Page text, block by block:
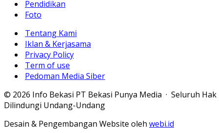
Pendidikan
Foto
Tentang Kami
Iklan & Kerjasama
Privacy Policy
Term of use
Pedoman Media Siber
© 2026 Info Bekasi PT Bekasi Punya Media · Seluruh Hak
Dilindungi Undang-Undang
Desain & Pengembangan Website oleh webi.id